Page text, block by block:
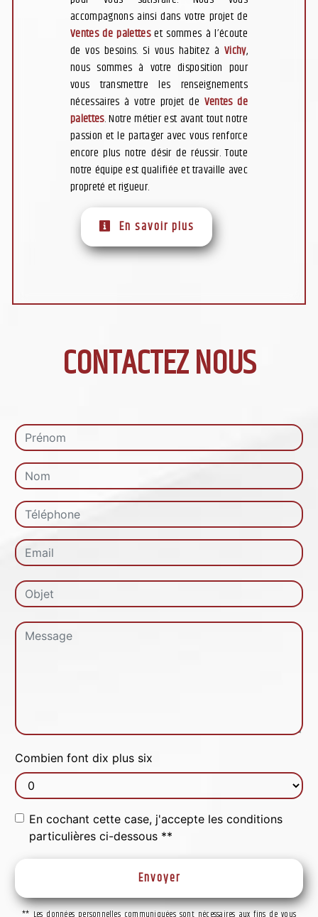
accompagnons ainsi dans votre projet de
Ventes de paletteset sommes à l’écoute
de vos besoins. Si vous habitez àVichy,
nous sommes à votre disposition pour
vous transmettre les renseignements
nécessaires à votre projet de Ventes de
palettes. Notre métier est avant tout notre
passion et le partager avec vous renforce
encore plus notre désir de réussir. Toute
notre équipe est qualifiée et travaille avec
propreté et rigueur.
En savoir plus
CONTACTEZ NOUS
Combien font dix plus six
En cochant cette case, j'accepte les conditions
particulières ci-dessous **
Envoyer
** Les données personnelles communiquées sont nécessaires aux fins de vous